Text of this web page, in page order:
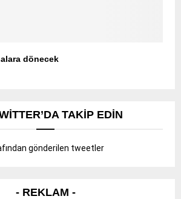
dönecek
TAKIP EDIN
gönderilen tweetler
- REKLAM -